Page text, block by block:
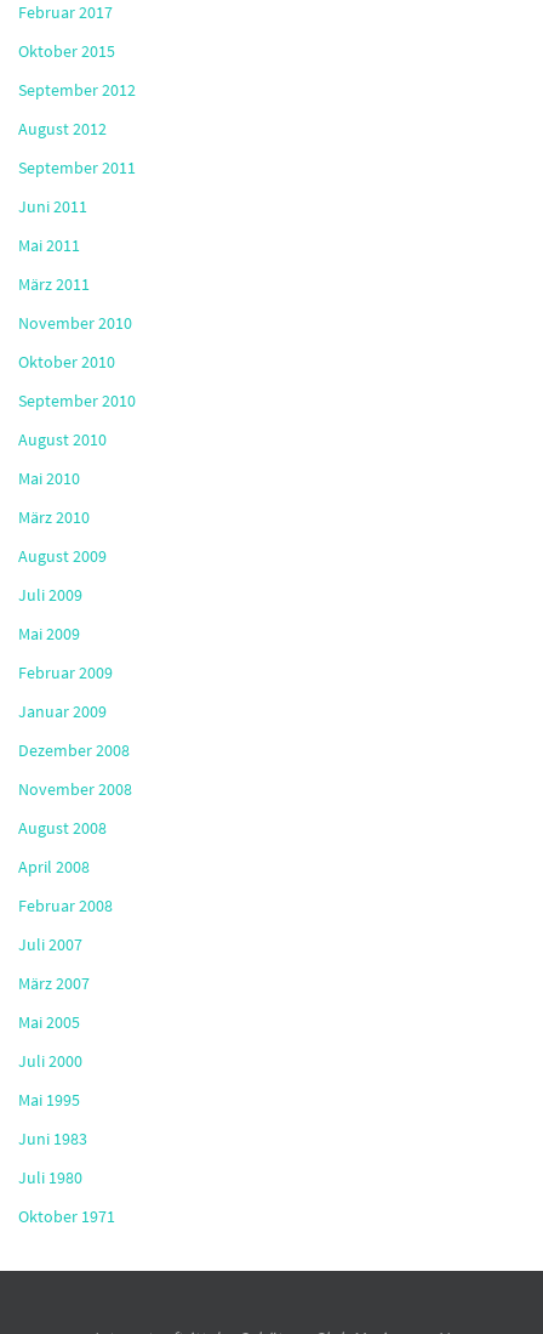
Februar 2017
Oktober 2015
September 2012
August 2012
September 2011
Juni 2011
Mai 2011
März 2011
November 2010
Oktober 2010
September 2010
August 2010
Mai 2010
März 2010
August 2009
Juli 2009
Mai 2009
Februar 2009
Januar 2009
Dezember 2008
November 2008
August 2008
April 2008
Februar 2008
Juli 2007
März 2007
Mai 2005
Juli 2000
Mai 1995
Juni 1983
Juli 1980
Oktober 1971